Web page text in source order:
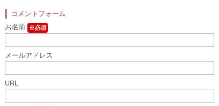
コメントフォーム
お名前 ※必須
メールアドレス
URL